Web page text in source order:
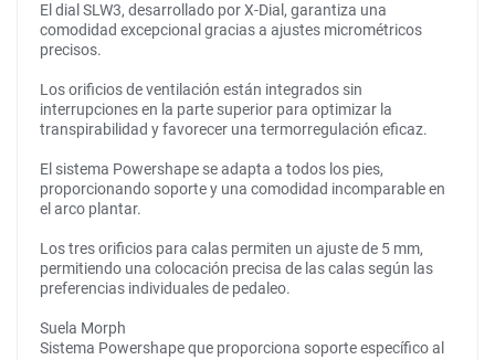
El dial SLW3, desarrollado por X-Dial, garantiza una
comodidad excepcional gracias a ajustes micrométricos
precisos.
Los orificios de ventilación están integrados sin
interrupciones en la parte superior para optimizar la
transpirabilidad y favorecer una termorregulación eficaz.
El sistema Powershape se adapta a todos los pies,
proporcionando soporte y una comodidad incomparable en
el arco plantar.
Los tres orificios para calas permiten un ajuste de 5 mm,
permitiendo una colocación precisa de las calas según las
preferencias individuales de pedaleo.
Suela Morph
Sistema Powershape que proporciona soporte específico al